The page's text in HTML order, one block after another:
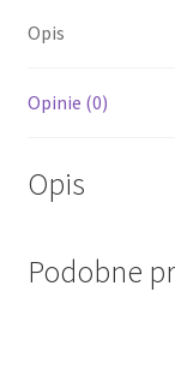
Opis
Opinie (0)
Opis
Podobne